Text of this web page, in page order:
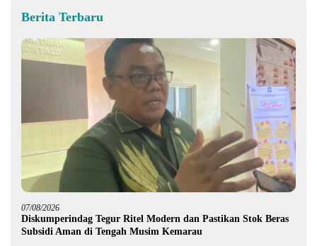
Berita Terbaru
07/08/2026
Diskumperindag Tegur Ritel Modern dan Pastikan Stok Beras
Subsidi Aman di Tengah Musim Kemarau